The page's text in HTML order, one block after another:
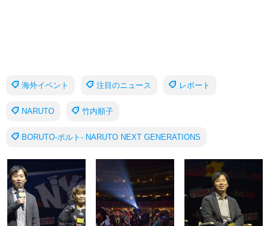
海外イベント 注目のニュース レポート
NARUTO 竹内順子
BORUTO-ボルト- NARUTO NEXT GENERATIONS